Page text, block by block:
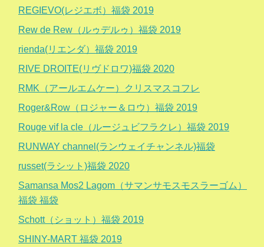
REGIEVO(レジエボ）福袋 2019
Rew de Rew（ルゥデルゥ）福袋 2019
rienda(リエンダ）福袋 2019
RIVE DROITE(リヴドロワ)福袋 2020
RMK（アールエムケー）クリスマスコフレ
Roger&Row（ロジャー＆ロウ）福袋 2019
Rouge vif la cle（ルージュビフラクレ）福袋 2019
RUNWAY channel(ランウェイチャンネル)福袋
russet(ラシット)福袋 2020
Samansa Mos2 Lagom（サマンサモスモスラーゴム）
福袋 福袋
Schott（ショット）福袋 2019
SHINY-MART 福袋 2019